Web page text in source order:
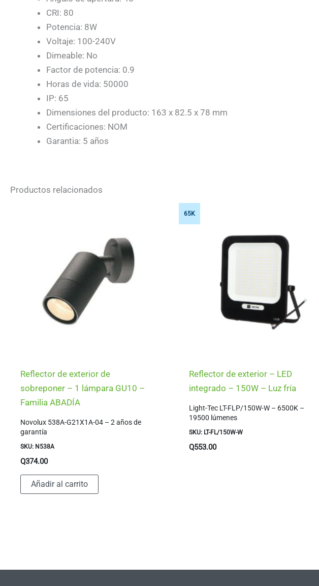
CRI: 80
Potencia: 8W
Voltaje: 100-240V
Dimeable: No
Factor de potencia: 0.9
Horas de vida: 50000
IP: 65
Dimensiones del producto: 163 x 82.5 x 78 mm
Certificaciones: NOM
Garantia: 5 años
Productos relacionados
Reflector de exterior de
sobreponer – 1 lámpara GU10 –
Familia ABADÍA
Novolux 538A-G21X1A-04 – 2 años de
garantía
SKU: N538A
Q374.00
Añadir al carrito
65K
Reflector de exterior – LED
integrado – 150W – Luz fría
Light-Tec LT-FLP/150W-W – 6500K –
19500 lúmenes
SKU: LT-FL/150W-W
Q553.00